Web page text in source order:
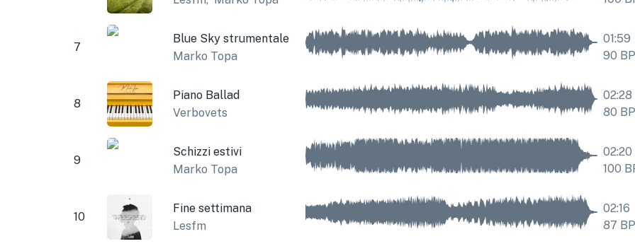
7
Blue Sky strumentale
Marko Topa
01:59
90
8
Piano Ballad
Verbovets
02:28
80
9
Schizzi estivi
Marko Topa
02:20
100
10
Fine settimana
Lesfm
02:16
87